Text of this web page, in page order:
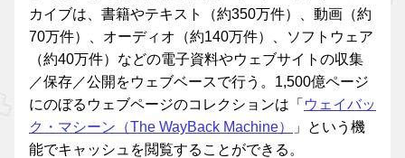
カイブは、書籍やテキスト（約350万件）、動画（約
70万件）、オーディオ（約140万件）、ソフトウェア
（約40万件）などの電子資料やウェブサイトの収集
／保存／公開をウェブベースで行う。1,500億ページ
にのぼるウェブページのコレクションは「 ウェイバッ
ク・マシーン（The WayBack Machine）
」という機
能でキャッシュを閲覧することができる。